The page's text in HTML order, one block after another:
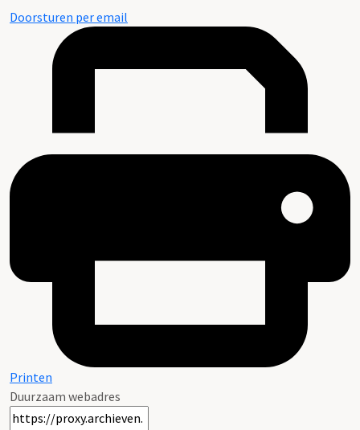
Doorsturen per email
Printen
Duurzaam webadres